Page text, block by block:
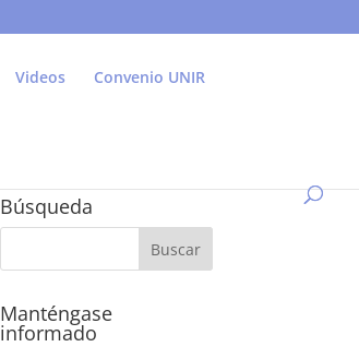
Videos Convenio UNIR
Búsqueda
Manténgase
informado